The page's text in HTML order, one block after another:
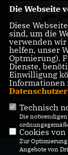
@2026 CDU-
Die Webseite
Diese
sind, um die
verwenden
helfen, unser
Optmierung).
Dienste,
Einwilligung
Informationen
Technisch
Die
Cookies
Zur
Angebote von